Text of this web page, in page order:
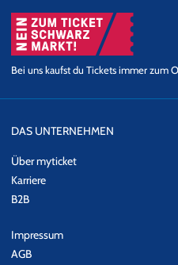
Bei uns kaufst du Tickets immer zum
DAS UNTERNEHMEN
Über myticket
Karriere
B2B
Impressum
AGB